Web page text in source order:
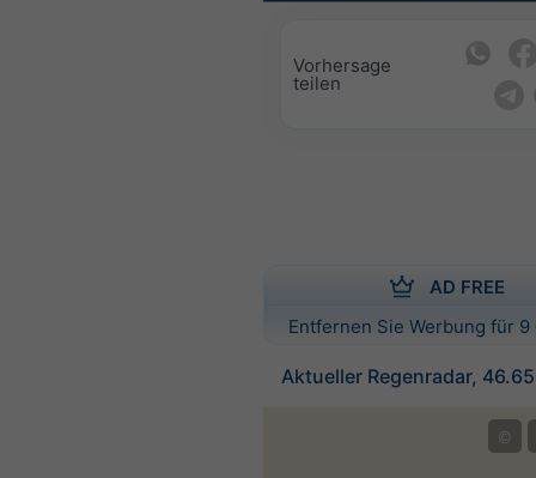
Vorhersage
teilen
AD FREE
Entfernen Sie Werbung für
Aktueller Regenradar,
©